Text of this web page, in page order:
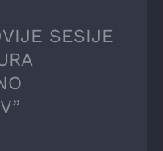
SESIJE